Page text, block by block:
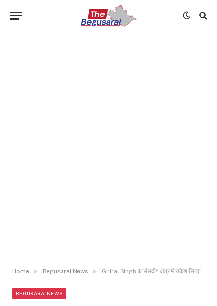
Home » Begusarai News » Giriraj Singh के संसदीय क्षेत्र में राकेश सिन्हा की धमाकेदार वापसी, तेज हुई राजनीतिक सक्रियता..
BEGUSARAI NEWS